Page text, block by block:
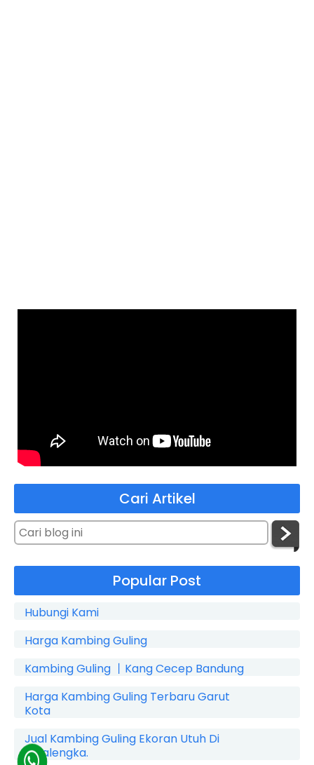
Cari Artikel
Popular Post
Hubungi Kami
Harga Kambing Guling
Kambing Guling 丨Kang Cecep Bandung
Harga Kambing Guling Terbaru Garut
Kota
Jual Kambing Guling Ekoran Utuh Di
Cicalengka.